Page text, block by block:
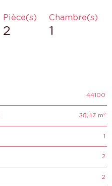
Pièce(s)
2
Chambre(s)
1
44100
38,47 m²
1
2
2